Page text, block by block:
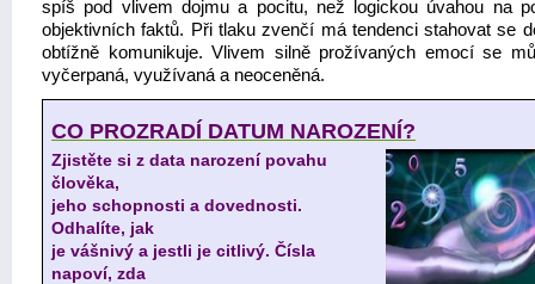
spíš pod vlivem dojmu a pocitu, než logickou úvahou na
objektivních faktů. Při tlaku zvenčí má tendenci stahovat se
obtížně komunikuje. Vlivem silně prožívaných emocí se
vyčerpaná, využívaná a neoceněná.
CO PROZRADÍ DATUM NAROZENÍ?
Zjistěte si z data narození povahu
člověka,
jeho schopnosti a dovednosti.
Odhalíte, jak
je vášnivý a jestli je citlivý. Čísla
napoví, zda